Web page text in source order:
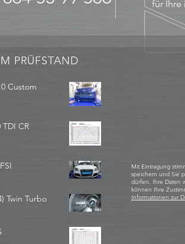
für
PRÜFSTAND
Custom
TDI CR
Twin Turbo
Mit Eintragung
speichern und Sie
dürfen. Ihre Daten
können Ihre
Informationen zur